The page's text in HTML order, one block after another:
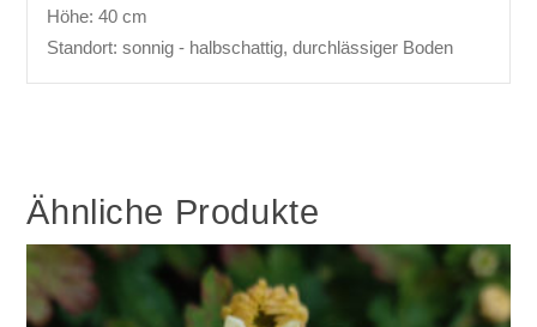
Höhe: 40 cm
Standort: sonnig - halbschattig, durchlässiger Boden
Ähnliche Produkte